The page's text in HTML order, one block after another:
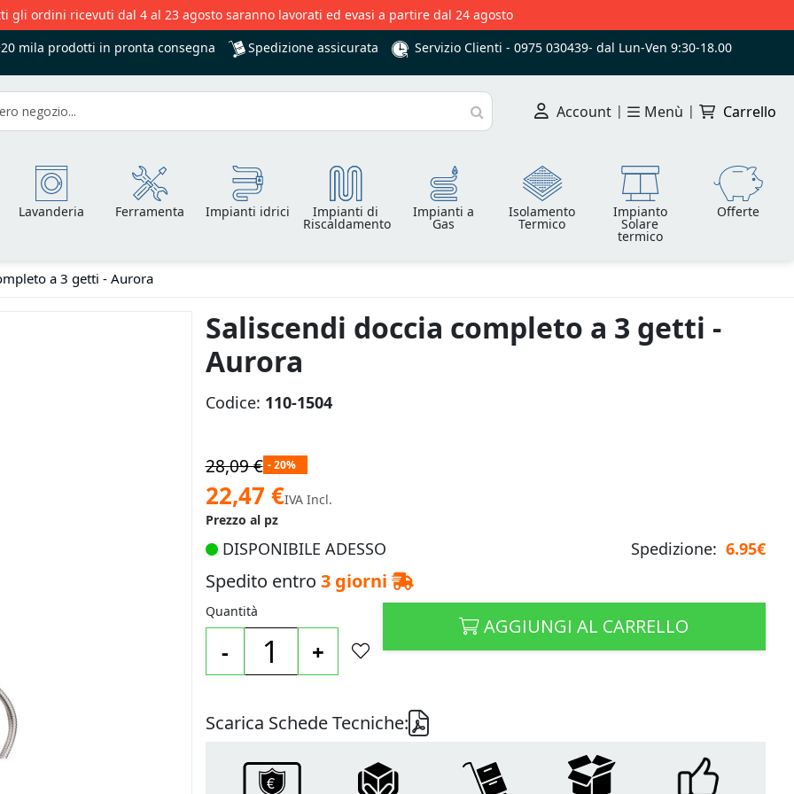
gli ordini ricevuti dal 4 al 23 agosto saranno lavorati ed evasi a partire dal 24 agosto
mila prodotti in pronta consegna Spedizione assicurata Servizio Clienti - 0975 030439- dal Lun-Ven 9:30-18.00
Cerca
Account | Menù | Carrello
Lavanderia Ferramenta Impianti idrici Impianti di
Riscaldamento
Impianti a
Gas
Isolamento
Termico
Impianto
Solare
termico
Offerte
a 3 getti - Aurora
Saliscendi doccia completo a 3 getti -
Aurora
Codice: 110-1504
28,09 € - 20%
Prezzo
speciale
22,47 €IVA Incl.
Prezzo al pz
DISPONIBILE ADESSO Spedizione: 6.95€
Spedito entro 3 giorni
Quantità
- +
AGGIUNGI AL CARRELLO
Scarica Schede Tecniche: